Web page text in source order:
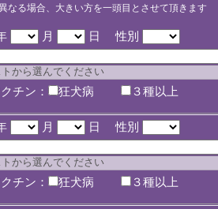
なる場合、大きい方を一頭目とさせて頂きます
月
日 性別
チン： 狂犬病 ３種以上
月
日 性別
チン： 狂犬病 ３種以上